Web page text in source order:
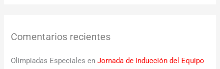
Comentarios recientes
Olimpiadas Especiales enJornada de Inducción del Equipo